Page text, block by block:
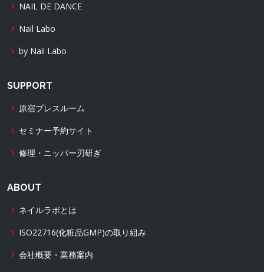
NAIL DE DANCE
Nail Labo
by Nail Labo
SUPPORT
原宿プレスルーム
セミナー予約サイト
修理・ニッパー刃研ぎ
ABOUT
ネイルラボとは
ISO22716(化粧品GMP)の取り組み
会社概要・業務案内